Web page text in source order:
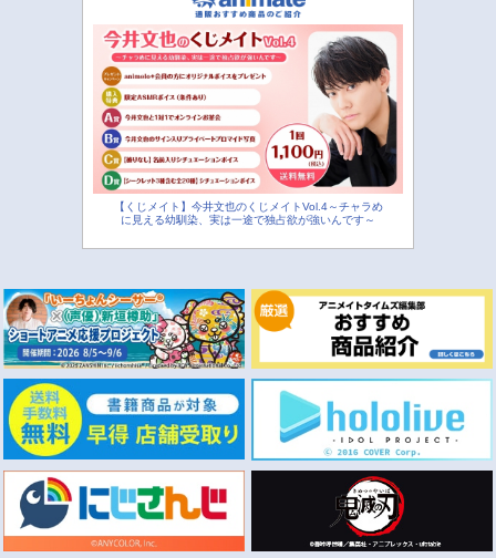
【くじメイト】今井文也のくじメイトVol.4～チャラめ
に見える幼馴染、実は一途で独占欲が強いんです～